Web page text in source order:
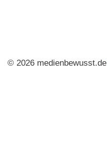
© 2026 medienbewusst.de